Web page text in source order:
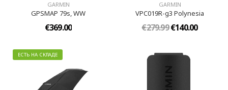
GARMIN
GPSMAP 79s, WW
€369.00
GARMIN
VPC019R-g3 Polynesia
€279.99€140.00
ЕСТЬ НА СКЛАДЕ